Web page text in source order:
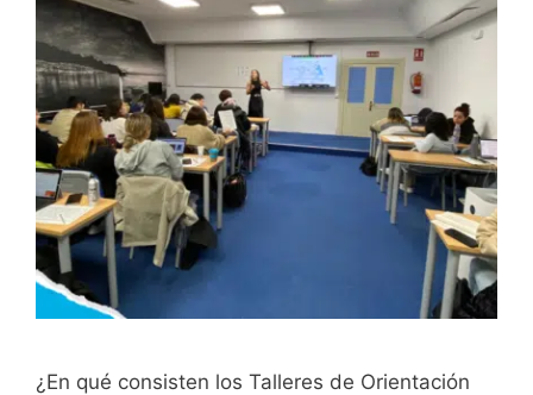
¿En qué consisten los Talleres de Orientación